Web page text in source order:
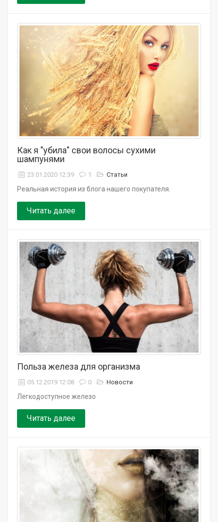
Как я "убила" свои волосы сухими
шампунями
23.01.2020 12:39 1 Статьи
Реальная история из блога нашего покупателя.
Читать далее
Польза железа для организма
05.12.2019 12:08 0 Новости
Легкодоступное железо
Читать далее